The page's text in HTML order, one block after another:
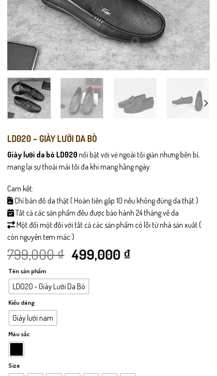
LD020 – GIÀY LƯỜI DA BÒ
Giày lười da bò LD020 nổi bật với vẻ ngoài tối giản nhưng bền bỉ,
mang lại sự thoải mái tối đa khi mang hằng ngày.
Cam kết:
Chỉ bán đồ da thật ( Hoàn tiền gấp 10 nếu không đúng da thật )
Tất cả các sản phẩm đều được bảo hành 24 tháng về da
Một đổi một đối với tất cả các sản phẩm có lỗi từ nhà sản xuất (
còn nguyên tem mác )
799,000₫ Giá
gốc
là:
499,000 ₫Giá
Tên sản phẩm
LD020 - Giày Lười Da Bò
Kiểu dáng
Giày lười nam
Màu sắc
Size